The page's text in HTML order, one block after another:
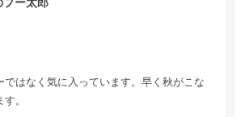
ではなく気に入っています。早く秋がこな
。